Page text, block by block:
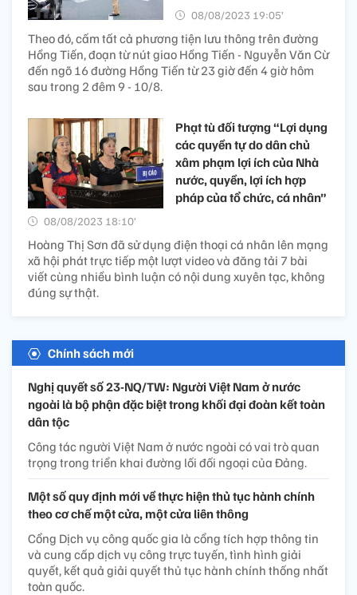
08/08/2023 19:05’
Theo đó, cấm tất cả phương tiện lưu thông trên đường
Hồng Tiến, đoạn từ nút giao Hồng Tiến - Nguyễn Văn Cừ
đến ngõ 16 đường Hồng Tiến từ 23 giờ đến 4 giờ hôm
sau trong 2 đêm 9 - 10/8.
Phạt tù đối tượng “Lợi dụng
các quyền tự do dân chủ
xâm phạm lợi ích của Nhà
nước, quyền, lợi ích hợp
pháp của tổ chức, cá nhân”
08/08/2023 18:10’
Hoàng Thị Sơn đã sử dụng điện thoại cá nhân lên mạng
xã hội phát trực tiếp một lượt video và đăng tải 7 bài
viết cùng nhiều bình luận có nội dung xuyên tạc, không
đúng sự thật.
Chính sách mới
Nghị quyết số 23-NQ/TW: Người Việt Nam ở nước
ngoài là bộ phận đặc biệt trong khối đại đoàn kết toàn
dân tộc
Công tác người Việt Nam ở nước ngoài có vai trò quan
trọng trong triển khai đường lối đối ngoại của Đảng.
Một số quy định mới về thực hiện thủ tục hành chính
theo cơ chế một cửa, một cửa liên thông
Cổng Dịch vụ công quốc gia là cổng tích hợp thông tin
và cung cấp dịch vụ công trực tuyến, tình hình giải
quyết, kết quả giải quyết thủ tục hành chính thống nhất
toàn quốc.